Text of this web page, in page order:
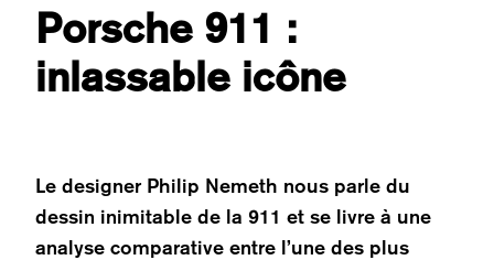
Porsche 911 :
inlassable icône
Le designer Philip Nemeth nous parle du
dessin inimitable de la 911 et se livre à une
analyse comparative entre l’une des plus